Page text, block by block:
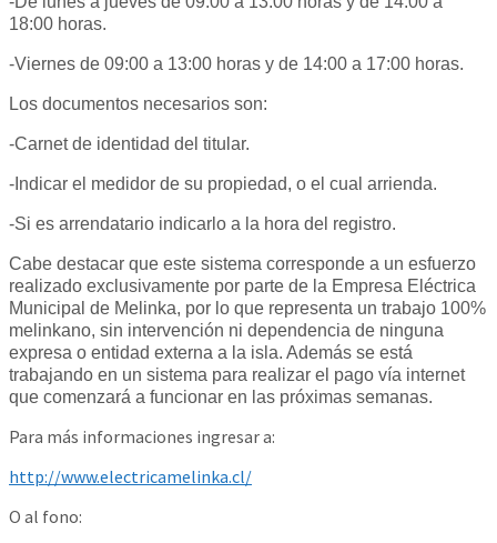
18:00 horas.
-Viernes de 09:00 a 13:00 horas y de 14:00 a 17:00 horas.
Los documentos necesarios son:
-Carnet de identidad del titular.
-Indicar el medidor de su propiedad, o el cual arrienda.
-Si es arrendatario indicarlo a la hora del registro.
Cabe destacar que este sistema corresponde a un esfuerzo
realizado exclusivamente por parte de la Empresa Eléctrica
Municipal de Melinka, por lo que representa un trabajo 100%
melinkano, sin intervención ni dependencia de ninguna
expresa o entidad externa a la isla. Además se está
trabajando en un sistema para realizar el pago vía internet
que comenzará a funcionar en las próximas semanas.
Para más informaciones ingresar a:
http://www.electricamelinka.cl/
O al fono: